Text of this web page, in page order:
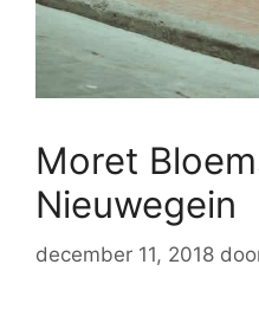
Moret
Nieuwegein
december 11, 2018